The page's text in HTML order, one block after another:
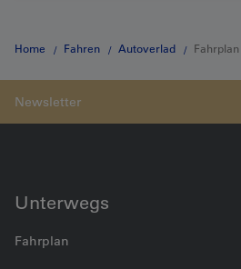
Home Fahren Autoverlad
Unterwegs
Fahrplan